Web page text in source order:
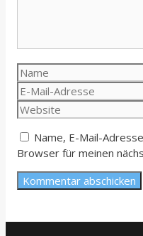
Name
Name, E-Mail-
Browser für meinen